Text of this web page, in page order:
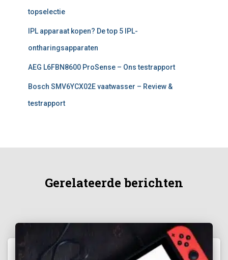
topselectie
IPL apparaat kopen? De top 5 IPL-
ontharingsapparaten
AEG L6FBN8600 ProSense – Ons testrapport
Bosch SMV6YCX02E vaatwasser – Review &
testrapport
Gerelateerde berichten